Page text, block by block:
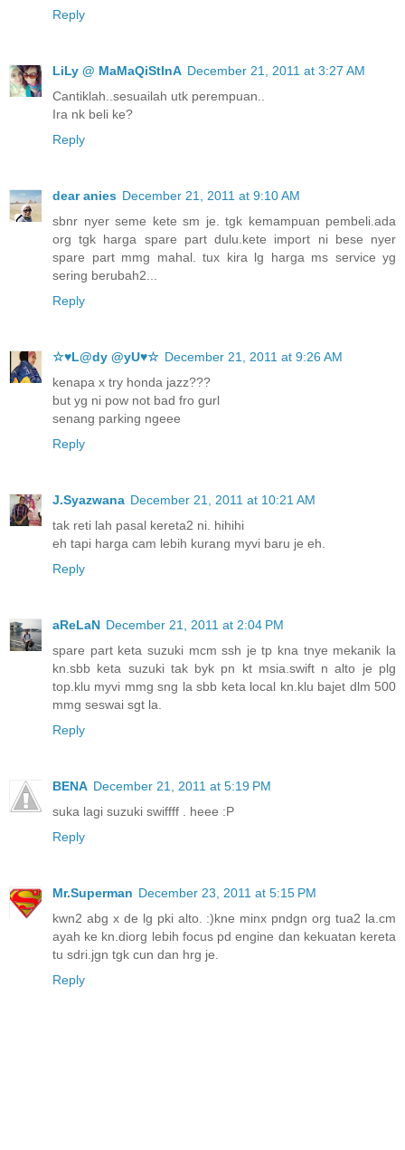
Reply
LiLy @ MaMaQiStInA December 21, 2011 at 3:27 AM
Cantiklah..sesuailah utk perempuan..
Ira nk beli ke?
Reply
dear anies December 21, 2011 at 9:10 AM
sbnr nyer seme kete sm je. tgk kemampuan pembeli.ada
org tgk harga spare part dulu.kete import ni bese nyer
spare part mmg mahal. tux kira lg harga ms service yg
sering berubah2...
Reply
☆♥L@dy @yU♥☆ December 21, 2011 at 9:26 AM
kenapa x try honda jazz???
but yg ni pow not bad fro gurl
senang parking ngeee
Reply
J.Syazwana December 21, 2011 at 10:21 AM
tak reti lah pasal kereta2 ni. hihihi
eh tapi harga cam lebih kurang myvi baru je eh.
Reply
aReLaN December 21, 2011 at 2:04 PM
spare part keta suzuki mcm ssh je tp kna tnye mekanik la
kn.sbb keta suzuki tak byk pn kt msia.swift n alto je plg
top.klu myvi mmg sng la sbb keta local kn.klu bajet dlm 500
mmg seswai sgt la.
Reply
BENA December 21, 2011 at 5:19 PM
suka lagi suzuki swiffff . heee :P
Reply
Mr.Superman December 23, 2011 at 5:15 PM
kwn2 abg x de lg pki alto. :)kne minx pndgn org tua2 la.cm
ayah ke kn.diorg lebih focus pd engine dan kekuatan kereta
tu sdri.jgn tgk cun dan hrg je.
Reply